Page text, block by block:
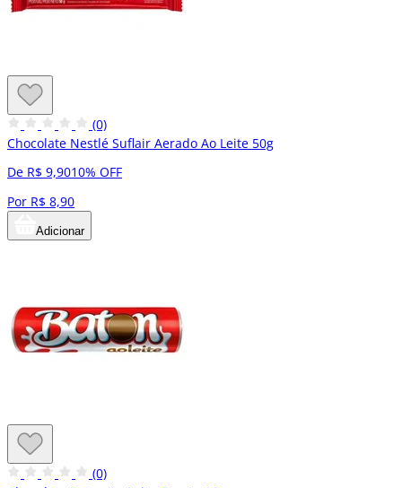
(0)
Chocolate Nestlé Suflair Aerado Ao Leite 50g
De R$ 9,9010% OFF
Por R$ 8,90
Adicionar
(0)